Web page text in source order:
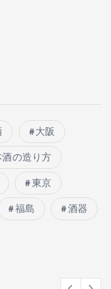
大阪
酒の造り方
東京
福島 酒器